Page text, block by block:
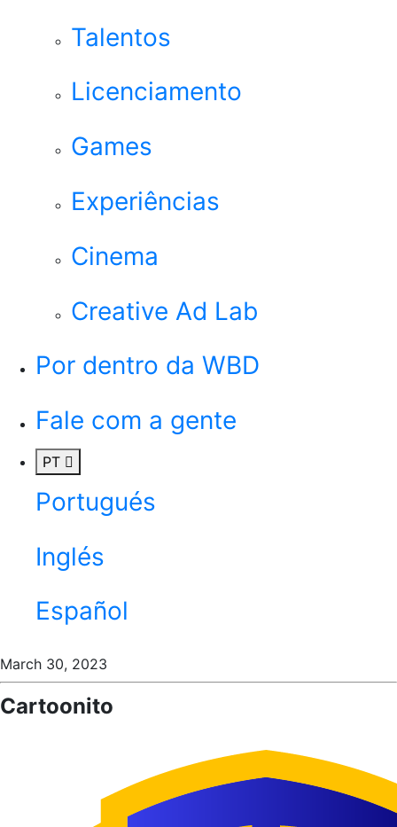
Talentos
Licenciamento
Games
Experiências
Cinema
Creative Ad Lab
Por dentro da WBD
Fale com a gente
PT
Portugués
Inglés
Español
March 30, 2023
Cartoonito